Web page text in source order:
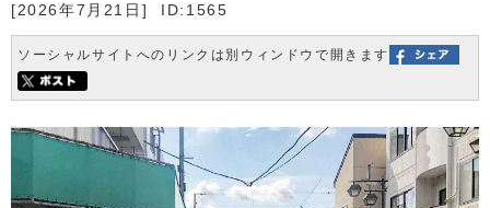
[2026年7月21日] ID:1565
ソーシャルサイトへのリンクは別ウィンドウで開きます